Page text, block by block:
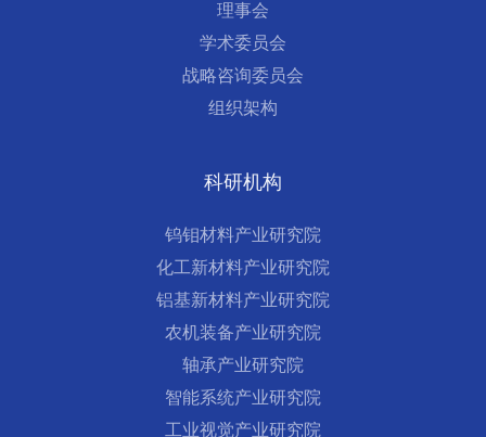
理事会
学术委员会
战略咨询委员会
组织架构
科研机构
钨钼材料产业研究院
化工新材料产业研究院
铝基新材料产业研究院
农机装备产业研究院
轴承产业研究院
智能系统产业研究院
工业视觉产业研究院